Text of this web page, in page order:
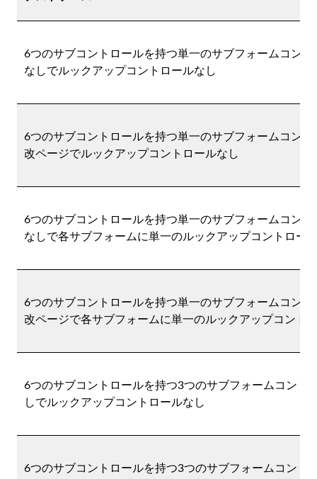
6つのサブコントロールを持つ単一のサブフォームコン
なしでルックアップコントロールなし
6つのサブコントロールを持つ単一のサブフォームコン
改ページでルックアップコントロールなし
6つのサブコントロールを持つ単一のサブフォームコント
なしで各サブフォームに単一のルックアップコントロー
6つのサブコントロールを持つ単一のサブフォームコン
改ページで各サブフォームに単一のルックアップコント
6つのサブコントロールを持つ3つのサブフォームコント
しでルックアップコントロールなし
6つのサブコントロールを持つ3つのサブフォームコント